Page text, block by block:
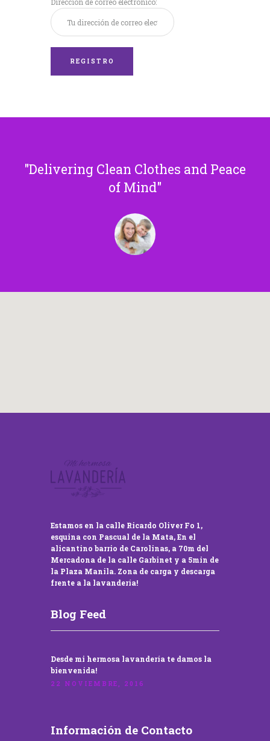
Delivering Clean Clothes and Peace
of Mind
Estamos en la calle Ricardo Oliver Fo 1,
esquina con Pascual de la Mata, En el
alicantino barrio de Carolinas, a 70m del
Mercadona de la calle Garbinet y a 5min de
la Plaza Manila. Zona de carga y descarga
frente a la lavandería!
Blog Feed
Desde mi hermosa lavandería te damos la
bienvenida!
22 NOVIEMBRE, 2016
Información de Contacto